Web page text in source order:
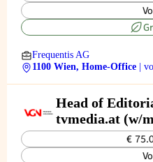
Frequentis AG
1100 Wien, Home-Office
|
Head of
tvmedia.at
€